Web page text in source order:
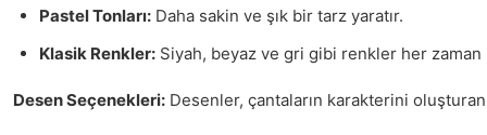
Pastel Tonları: Daha sakin ve şık bir tarz yaratır.
Klasik Renkler: Siyah, beyaz ve gri gibi renkler her zaman
Desen Seçenekleri: Desenler, çantaların karakterini